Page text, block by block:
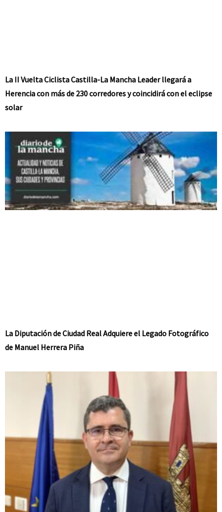
La II Vuelta Ciclista Castilla-La Mancha Leader llegará a
Herencia con más de 230 corredores y coincidirá con el eclipse
solar
La Diputación de Ciudad Real Adquiere el Legado Fotográfico
de Manuel Herrera Piña